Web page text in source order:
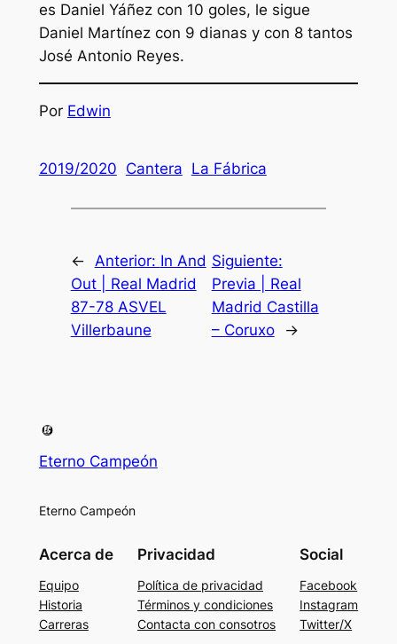
es Daniel Yáñez con 10 goles, le sigue
Daniel Martínez con 9 dianas y con 8 tantos
José Antonio Reyes.
Por Edwin
2019/2020 Cantera La Fábrica
← Anterior: In And
Out | Real Madrid
87-78 ASVEL
Villerbaune
Siguiente:
Previa | Real
Madrid Castilla
– Coruxo
→
Eterno Campeón
Eterno Campeón
Acerca de
Equipo
Historia
Carreras
Privacidad
Política de privacidad
Términos y condiciones
Contacta con consotros
Social
Facebook
Instagram
Twitter/X